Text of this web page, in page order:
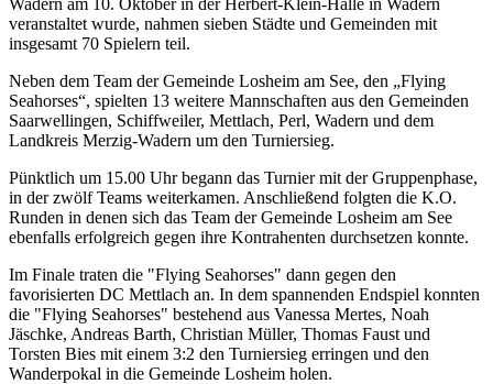
veranstaltet wurde, nahmen sieben Städte und Gemeinden mit
insgesamt 70 Spielern teil.
Neben dem Team der Gemeinde Losheim am See, den „Flying
Seahorses“, spielten 13 weitere Mannschaften aus den Gemeinden
Saarwellingen, Schiffweiler, Mettlach, Perl, Wadern und dem
Landkreis Merzig-Wadern um den Turniersieg.
Pünktlich um 15.00 Uhr begann das Turnier mit der Gruppenphase,
in der zwölf Teams weiterkamen. Anschließend folgten die K.O.
Runden in denen sich das Team der Gemeinde Losheim am See
ebenfalls erfolgreich gegen ihre Kontrahenten durchsetzen konnte.
Im Finale traten die "Flying Seahorses" dann gegen den
favorisierten DC Mettlach an. In dem spannenden Endspiel konnten
die "Flying Seahorses" bestehend aus Vanessa Mertes, Noah
Jäschke, Andreas Barth, Christian Müller, Thomas Faust und
Torsten Bies mit einem 3:2 den Turniersieg erringen und den
Wanderpokal in die Gemeinde Losheim holen.